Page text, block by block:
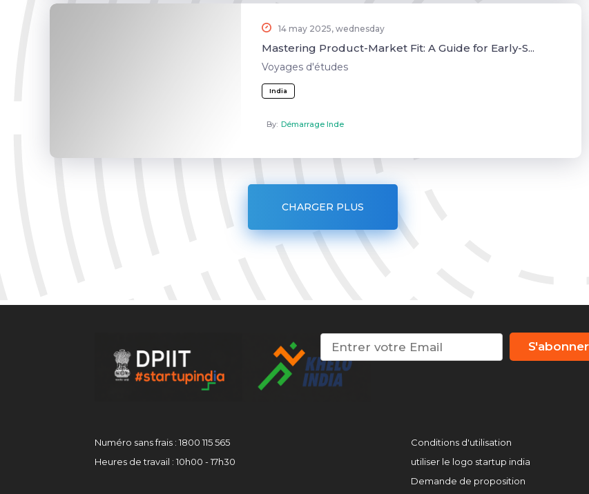
14 may 2025, wednesday
Mastering Product-Market Fit: A Guide for Early-S...
Voyages d'études
India
By: Démarrage Inde
CHARGER PLUS
S'abonner
Numéro sans frais : 1800 115 565
Heures de travail : 10h00 - 17h30
Conditions d'utilisation
utiliser le logo startup india
Demande de proposition